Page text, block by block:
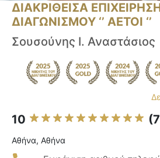
ΔΙΑΚΡΙΘΕΙΣΑ
ΔΙΑΓΩΝΙΣΜΟΥ ‘’ ΑΕΤΟΙ ‘’
Σουσούνης Ι. Αναστάσιος
10
Αθήνα, Αθήνα